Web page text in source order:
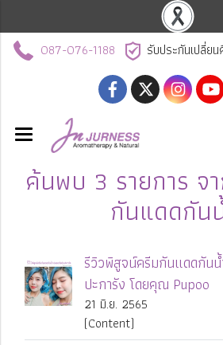
087-076-1188 รับประกันเปลี่ย
ค้นพบ 3 รายการ จ
กันแดดกัน
รีวิวพิสูจน์ครีมกันแดดกัน
ปะการัง โดยคุณ Pupoo
21 มิ.ย. 2565
(Content)